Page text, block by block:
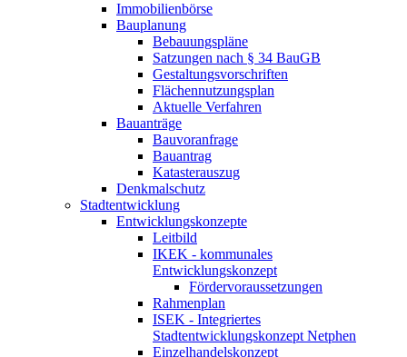
Immobilienbörse
Bauplanung
Bebauungspläne
Satzungen nach § 34 BauGB
Gestaltungsvorschriften
Flächennutzungsplan
Aktuelle Verfahren
Bauanträge
Bauvoranfrage
Bauantrag
Katasterauszug
Denkmalschutz
Stadtentwicklung
Entwicklungskonzepte
Leitbild
IKEK - kommunales
Entwicklungskonzept
Fördervoraussetzungen
Rahmenplan
ISEK - Integriertes
Stadtentwicklungskonzept Netphen
Einzelhandelskonzept